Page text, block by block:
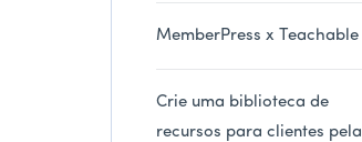
MemberPress x Teachable
Crie uma biblioteca de
recursos para clientes pela